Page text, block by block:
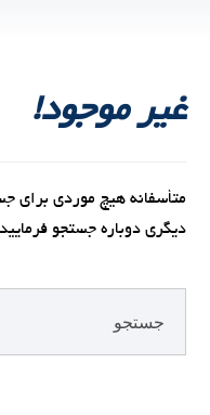
غير موجود!
متأسفانه هیچ موردی برای
دیگری دوباره جستجو